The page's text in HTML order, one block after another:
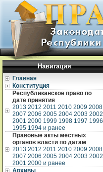
Навигация
Главная
Конституция
Республиканское право по
дате принятия
2013 2012 2011 2010 2009 2008
2007 2006 2005 2004 2003 2002
2001 2000 1999 1998 1997 1996
1995 1994 и ранее
Правовые акты местных
органов власти по датам
2013 2012 2011 2010 2009 2008
2007 2006 2005 2004 2003 2002
2001 2000 и ранее
Архивы